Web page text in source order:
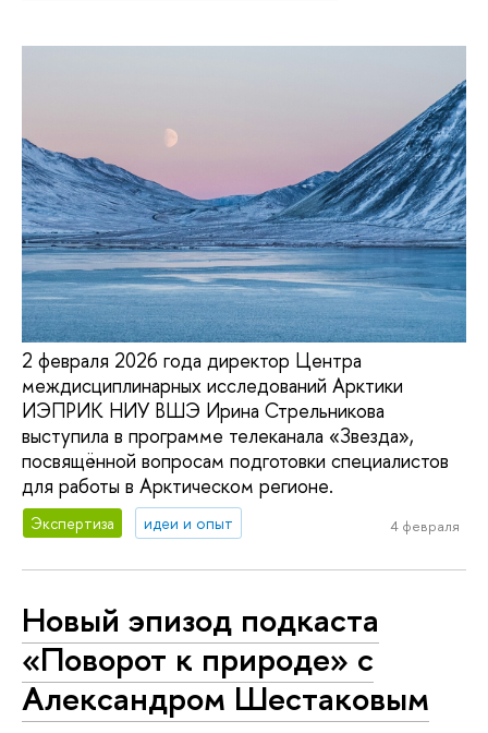
2 февраля 2026 года директор Центра
междисциплинарных исследований Арктики
ИЭПРИК НИУ ВШЭ Ирина Стрельникова
выступила в программе телеканала «Звезда»,
посвящённой вопросам подготовки специалистов
для работы в Арктическом регионе.
Экспертиза идеи и опыт 4 февраля
Новый эпизод подкаста
«Поворот к природе» с
Александром Шестаковым